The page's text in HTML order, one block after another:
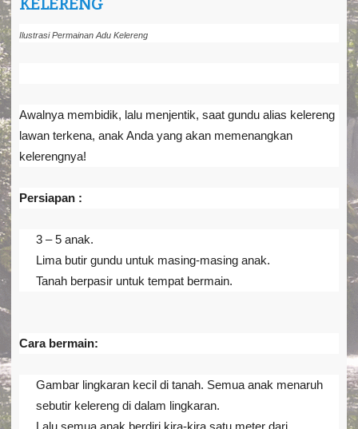
n
KELERENG
Ilustrasi Permainan Adu Kelereng
Awalnya membidik, lalu menjentik, saat gundu alias kelereng
lawan terkena, anak Anda yang akan memenangkan
kelerengnya!
Persiapan :
3 – 5 anak.
Lima butir gundu untuk masing-masing anak.
Tanah berpasir untuk tempat bermain.
Cara bermain:
Gambar lingkaran kecil di tanah. Semua anak menaruh
sebutir kelereng di dalam lingkaran.
Lalu semua anak berdiri kira-kira satu meter dari